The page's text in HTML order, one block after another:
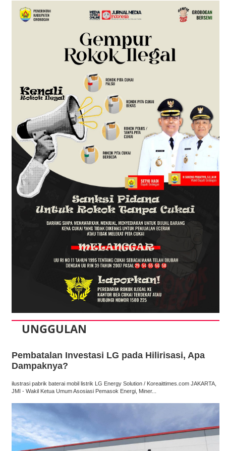
UNGGULAN
Pembatalan Investasi LG pada Hilirisasi, Apa
Dampaknya?
ilustrasi pabrik baterai mobil listrik LG Energy Solution / Koreaittimes.com JAKARTA,
JMI - Wakil Ketua Umum Asosiasi Pemasok Energi, Miner...